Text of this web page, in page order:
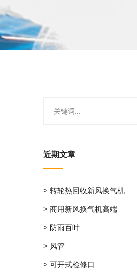
近期文章
> 转轮热回收新风换气机
> 商用新风换气机高端
> 防雨百叶
> 风管
> 可开式检修口